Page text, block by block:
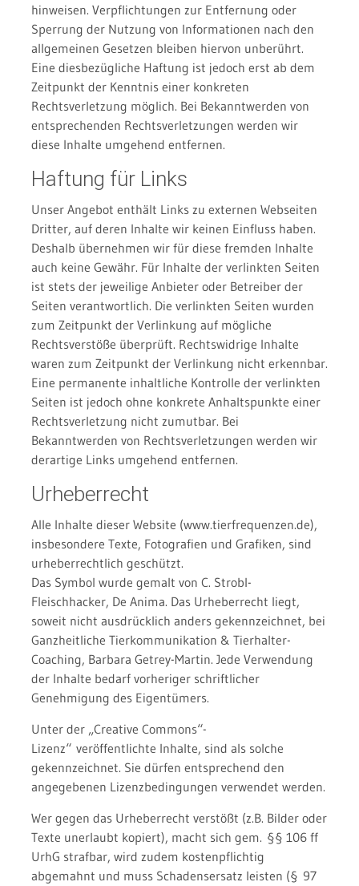
hinweisen. Verpflichtungen zur Entfernung oder
Sperrung der Nutzung von Informationen nach den
allgemeinen Gesetzen bleiben hiervon unberührt.
Eine diesbezügliche Haftung ist jedoch erst ab dem
Zeitpunkt der Kenntnis einer konkreten
Rechtsverletzung möglich. Bei Bekanntwerden von
entsprechenden Rechtsverletzungen werden wir
diese Inhalte umgehend entfernen.
Haftung für Links
Unser Angebot enthält Links zu externen Webseiten
Dritter, auf deren Inhalte wir keinen Einfluss haben.
Deshalb übernehmen wir für diese fremden Inhalte
auch keine Gewähr. Für Inhalte der verlinkten Seiten
ist stets der jeweilige Anbieter oder Betreiber der
Seiten verantwortlich. Die verlinkten Seiten wurden
zum Zeitpunkt der Verlinkung auf mögliche
Rechtsverstöße überprüft. Rechtswidrige Inhalte
waren zum Zeitpunkt der Verlinkung nicht erkennbar.
Eine permanente inhaltliche Kontrolle der verlinkten
Seiten ist jedoch ohne konkrete Anhaltspunkte einer
Rechtsverletzung nicht zumutbar. Bei
Bekanntwerden von Rechtsverletzungen werden wir
derartige Links umgehend entfernen.
Urheberrecht
Alle Inhalte dieser Website (www.tierfrequenzen.de),
insbesondere Texte, Fotografien und Grafiken, sind
urheberrechtlich geschützt.
Das Symbol wurde gemalt von C. Strobl-
Fleischhacker, De Anima. Das Urheberrecht liegt,
soweit nicht ausdrücklich anders gekennzeichnet, bei
Ganzheitliche Tierkommunikation & Tierhalter-
Coaching, Barbara Getrey-Martin. Jede Verwendung
der Inhalte bedarf vorheriger schriftlicher
Genehmigung des Eigentümers.
Unter der „Creative Commons“-
Lizenz“ veröffentlichte Inhalte, sind als solche
gekennzeichnet. Sie dürfen entsprechend den
angegebenen Lizenzbedingungen verwendet werden.
Wer gegen das Urheberrecht verstößt (z.B. Bilder oder
Texte unerlaubt kopiert), macht sich gem. §§ 106 ff
UrhG strafbar, wird zudem kostenpflichtig
abgemahnt und muss Schadensersatz leisten (§ 97